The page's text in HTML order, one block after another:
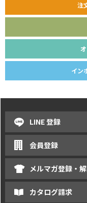
注
イン
LINE 登録
会員登録
メルマガ登録・
カタログ請求